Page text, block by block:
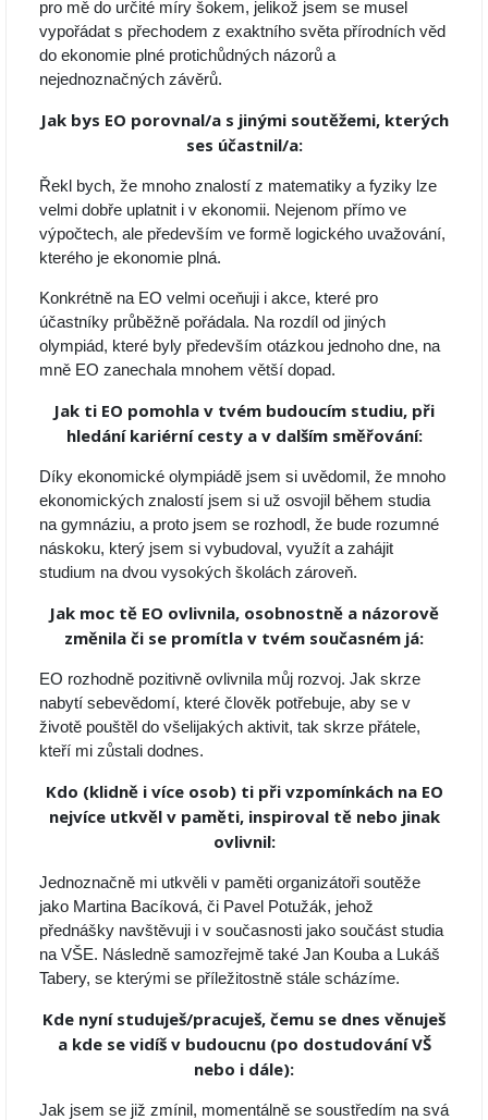
pro mě do určité míry šokem, jelikož jsem se musel
vypořádat s přechodem z exaktního světa přírodních věd
do ekonomie plné protichůdných názorů a
nejednoznačných závěrů.
Jak bys EO porovnal/a s jinými soutěžemi, kterých
ses účastnil/a:
Řekl bych, že mnoho znalostí z matematiky a fyziky lze
velmi dobře uplatnit i v ekonomii. Nejenom přímo ve
výpočtech, ale především ve formě logického uvažování,
kterého je ekonomie plná.
Konkrétně na EO velmi oceňuji i akce, které pro
účastníky průběžně pořádala. Na rozdíl od jiných
olympiád, které byly především otázkou jednoho dne, na
mně EO zanechala mnohem větší dopad.
Jak ti EO pomohla v tvém budoucím studiu, při
hledání kariérní cesty a v dalším směřování:
Díky ekonomické olympiádě jsem si uvědomil, že mnoho
ekonomických znalostí jsem si už osvojil během studia
na gymnáziu, a proto jsem se rozhodl, že bude rozumné
náskoku, který jsem si vybudoval, využít a zahájit
studium na dvou vysokých školách zároveň.
Jak moc tě EO ovlivnila, osobnostně a názorově
změnila či se promítla v tvém současném já:
EO rozhodně pozitivně ovlivnila můj rozvoj. Jak skrze
nabytí sebevědomí, které člověk potřebuje, aby se v
životě pouštěl do všelijakých aktivit, tak skrze přátele,
kteří mi zůstali dodnes.
Kdo (klidně i více osob) ti při vzpomínkách na EO
nejvíce utkvěl v paměti, inspiroval tě nebo jinak
ovlivnil:
Jednoznačně mi utkvěli v paměti organizátoři soutěže
jako Martina Bacíková, či Pavel Potužák, jehož
přednášky navštěvuji i v současnosti jako součást studia
na VŠE. Následně samozřejmě také Jan Kouba a Lukáš
Tabery, se kterými se příležitostně stále scházíme.
Kde nyní studuješ/pracuješ, čemu se dnes věnuješ
a kde se vidíš v budoucnu (po dostudování VŠ
nebo i dále):
Jak jsem se již zmínil, momentálně se soustředím na svá